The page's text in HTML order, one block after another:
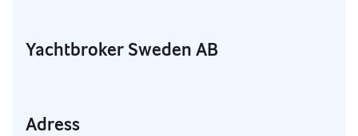
Yachtbroker Sweden AB
Adress